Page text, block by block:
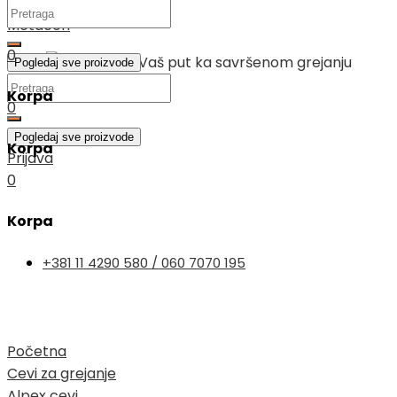
Skip
to
content
Metacon
Search
...
Pogledaj sve proizvode
Prijava
0
Korpa
+381 11 4290 580 / 060 7070 195
0
Korpa
Search
Pogledaj sve proizvode
0
Korpa
Search
...
Pogledaj sve proizvode
Početna
Cevi za grejanje